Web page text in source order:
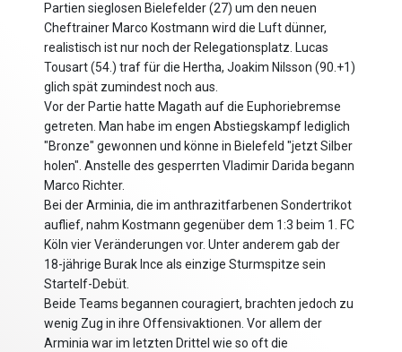
Partien sieglosen Bielefelder (27) um den neuen
Cheftrainer Marco Kostmann wird die Luft dünner,
realistisch ist nur noch der Relegationsplatz. Lucas
Tousart (54.) traf für die Hertha, Joakim Nilsson (90.+1)
glich spät zumindest noch aus.
Vor der Partie hatte Magath auf die Euphoriebremse
getreten. Man habe im engen Abstiegskampf lediglich
"Bronze" gewonnen und könne in Bielefeld "jetzt Silber
holen". Anstelle des gesperrten Vladimir Darida begann
Marco Richter.
Bei der Arminia, die im anthrazitfarbenen Sondertrikot
auflief, nahm Kostmann gegenüber dem 1:3 beim 1. FC
Köln vier Veränderungen vor. Unter anderem gab der
18-jährige Burak Ince als einzige Sturmspitze sein
Startelf-Debüt.
Beide Teams begannen couragiert, brachten jedoch zu
wenig Zug in ihre Offensivaktionen. Vor allem der
Arminia war im letzten Drittel wie so oft die